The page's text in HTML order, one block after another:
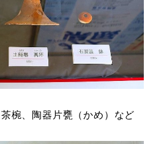
椀、陶器片甕（かめ）など